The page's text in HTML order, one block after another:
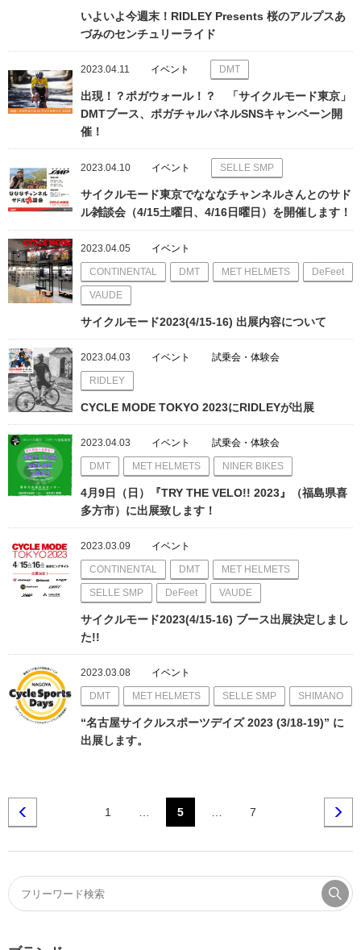
いよいよ今週末！RIDLEY Presents 桜のアルプスあ
づみのセンチュリーライド
2023.04.11 イベント DMT
出現！？ポガウォール！？ 「サイクルモード東京」
DMTブース、ポガチャルパネルSNSキャンペーン開
催！
2023.04.10 イベント SELLE SMP
サイクルモード東京でなななチャンネルさんとのサド
ル雑談会（4/15土曜日、4/16日曜日）を開催します！
2023.04.05 イベント
CONTINENTAL DMT MET HELMETS DeFeet
VAUDE
サイクルモード2023(4/15-16) 出展内容について
2023.04.03 イベント 試乗会・体験会
RIDLEY
CYCLE MODE TOKYO 2023にRIDLEYが出展
2023.04.03 イベント 試乗会・体験会
DMT MET HELMETS NINER BIKES
4月9日（日）『TRY THE VELO!! 2023』（福島県喜
多方市）に出展致します！
2023.03.09 イベント
CONTINENTAL DMT MET HELMETS
SELLE SMP DeFeet VAUDE
サイクルモード2023(4/15-16) ブース出展決定しまし
た!!
2023.03.08 イベント
DMT MET HELMETS SELLE SMP SHIMANO
“名古屋サイクルスポーツデイズ 2023 (3/18-19)” に
出展します。
1 5 7